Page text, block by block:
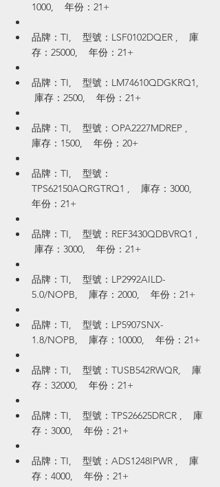
1000,    年份：21+
品牌：TI,    型號：LSF0102DQER ,    庫
存：25000,    年份：21+
品牌：TI,    型號：LM74610QDGKRQ1,
庫存：2500,    年份：21+
品牌：TI,    型號：OPA2227MDREP ,
庫存：1500,    年份：20+
品牌：TI,    型號：
TPS62150AQRGTRQ1 ,    庫存：3000,
年份：21+
品牌：TI,    型號：REF3430QDBVRQ1 ,
庫存：3000,    年份：21+
品牌：TI,    型號：LP2992AILD-
5.0/NOPB,    庫存：2000,    年份：21+
品牌：TI,    型號：LP5907SNX-
1.8/NOPB,    庫存：10000,    年份：21+
品牌：TI,    型號：TUSB542RWQR,    庫
存：32000,    年份：21+
品牌：TI,    型號：TPS26625DRCR ,    庫
存：3000,    年份：21+
品牌：TI,    型號：ADS1248IPWR ,    庫
存：4000,    年份：21+